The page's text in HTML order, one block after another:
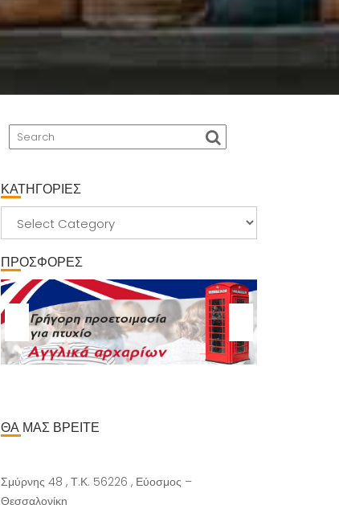
ΚΑΤΗΓΟΡΙΕΣ
ΚΑΤΗΓΟΡΙΕΣ
ΠΡΟΣΦΟΡΕΣ
ΘΑ ΜΑΣ ΒΡΕΙΤΕ
Σμύρνης 48 , Τ.Κ. 56226 , Εύοσμος –
Θεσσαλονίκη